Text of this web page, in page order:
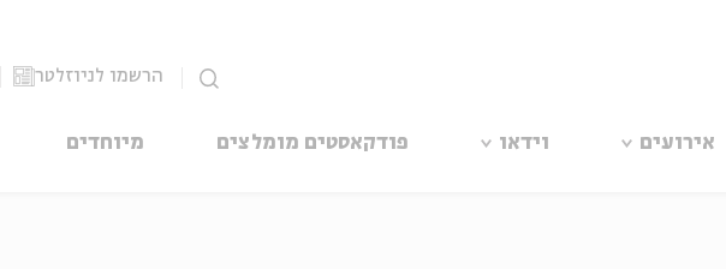
הרשמו לניוזלטר
אירועים וידאו פודקאסטים מומלצים מיוחדים